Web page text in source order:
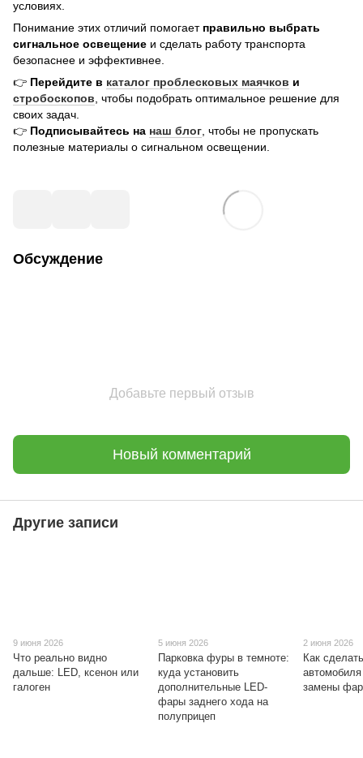
условиях.
Понимание этих отличий помогает правильно выбрать
сигнальное освещение и сделать работу транспорта
безопаснее и эффективнее.
👉 Перейдите в каталог проблесковых маячков и
стробоскопов , чтобы подобрать оптимальное решение для
своих задач.
👉 Подписывайтесь на наш блог , чтобы не пропускать
полезные материалы о сигнальном освещении.
Обсуждение
Добавьте первый отзыв
Новый комментарий
Другие записи
9 июня 2026
Что реально видно
дальше: LED, ксенон или
галоген
5 июня 2026
Парковка фуры в темноте:
куда установить
дополнительные LED-
фары заднего хода на
полуприцеп
2 июня 2026
Как
замены фар